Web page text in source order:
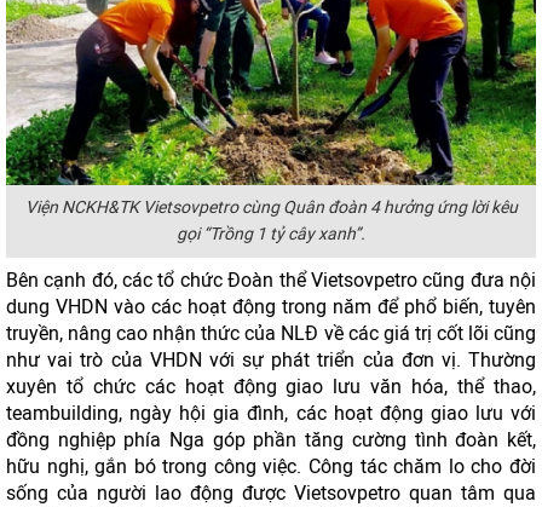
Viện NCKH&TK Vietsovpetro cùng Quân đoàn 4 hưởng ứng lời kêu
gọi “Trồng 1 tỷ cây xanh”.
Bên cạnh đó, các tổ chức Đoàn thể Vietsovpetro cũng đưa nội
dung VHDN vào các hoạt động trong năm để phổ biến, tuyên
truyền, nâng cao nhận thức của NLĐ về các giá trị cốt lõi cũng
như vai trò của VHDN với sự phát triển của đơn vị. Thường
xuyên tổ chức các hoạt động giao lưu văn hóa, thể thao,
teambuilding, ngày hội gia đình, các hoạt động giao lưu với
đồng nghiệp phía Nga góp phần tăng cường tình đoàn kết,
hữu nghị, gắn bó trong công việc. Công tác chăm lo cho đời
sống của người lao động được Vietsovpetro quan tâm qua